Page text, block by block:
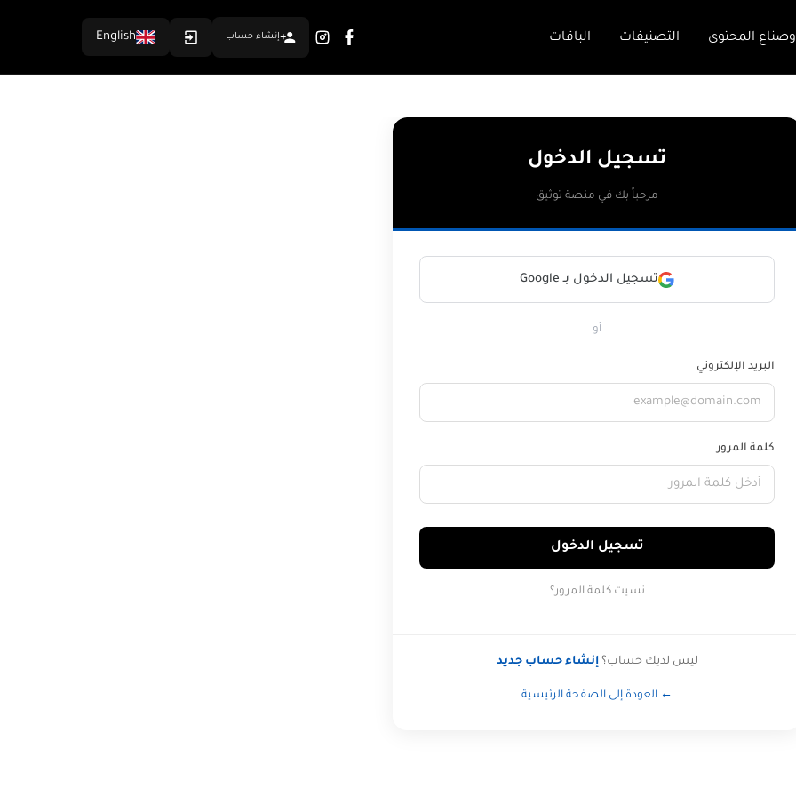
المحتوى التصنيفات الباقات إنشاء حساب English
تسجيل الدخول
مرحباً بك في منصة توثيق
تسجيل الدخول بـ Google
أو
البريد الإلكتروني
كلمة المرور
تسجيل الدخول
نسيت كلمة المرور؟
ليس لديك حساب؟إنشاء حساب جديد
← العودة إلى الصفحة الرئيسية